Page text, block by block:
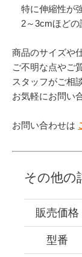
特に伸縮性が
2～3cmほどの
商品のサイズや
ご不明な点やご
スタッフがご相
お気軽にお問い
お問い合わせは
その他の
販売価格
型番